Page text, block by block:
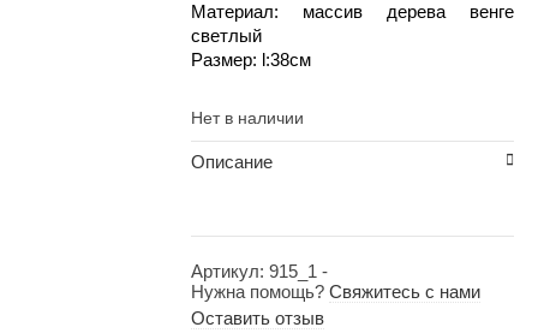
Материал: массив дерева венге
светлый
Размер: l:38см
Нет в наличии
Описание
Артикул: 915_1 -
Нужна помощь? Свяжитесь с нами
Оставить отзыв